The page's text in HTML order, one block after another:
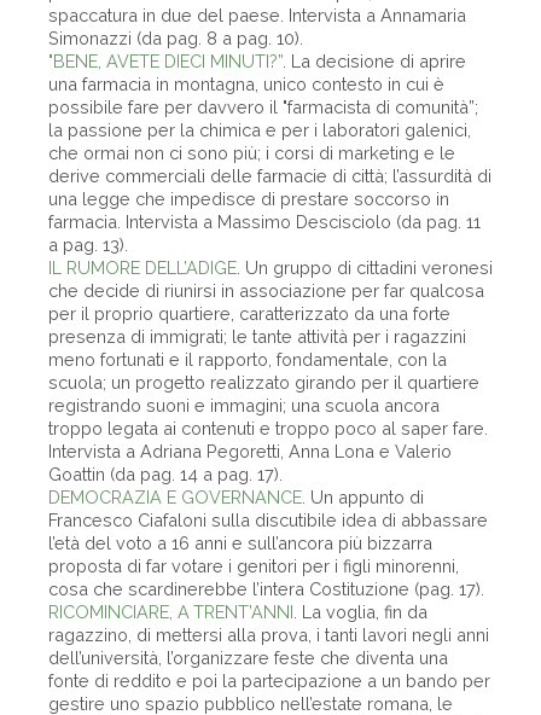
spaccatura in due del paese. Intervista a Annamaria
Simonazzi (da pag. 8 a pag. 10).
"BENE, AVETE DIECI MINUTI?” . La decisione di aprire
una farmacia in montagna, unico contesto in cui è
possibile fare per davvero il "farmacista di comunità”;
la passione per la chimica e per i laboratori galenici,
che ormai non ci sono più; i corsi di marketing e le
derive commerciali delle farmacie di città; l’assurdità di
una legge che impedisce di prestare soccorso in
farmacia. Intervista a Massimo Descisciolo (da pag. 11
a pag. 13).
IL RUMORE DELL’ADIGE . Un gruppo di cittadini veronesi
che decide di riunirsi in associazione per far qualcosa
per il proprio quartiere, caratterizzato da una forte
presenza di immigrati; le tante attività per i ragazzini
meno fortunati e il rapporto, fondamentale, con la
scuola; un progetto realizzato girando per il quartiere
registrando suoni e immagini; una scuola ancora
troppo legata ai contenuti e troppo poco al saper fare.
Intervista a Adriana Pegoretti, Anna Lona e Valerio
Goattin (da pag. 14 a pag. 17).
DEMOCRAZIA E GOVERNANCE . Un appunto di
Francesco Ciafaloni sulla discutibile idea di abbassare
l’età del voto a 16 anni e sull’ancora più bizzarra
proposta di far votare i genitori per i figli minorenni,
cosa che scardinerebbe l’intera Costituzione (pag. 17).
RICOMINCIARE, A TRENT’ANNI . La voglia, fin da
ragazzino, di mettersi alla prova, i tanti lavori negli anni
dell’università, l’organizzare feste che diventa una
fonte di reddito e poi la partecipazione a un bando per
gestire uno spazio pubblico nell’estate romana, le